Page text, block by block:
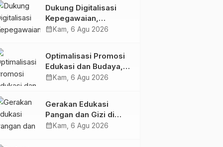
Dukung Digitalisasi
Kepegawaian,
DPMPTSP Sulbar Siap
calendar_month Kam, 6 Agu 2026
Optimalisasi Promosi
Edukasi dan Budaya,
Anjungan Provinsi
Bersama Sky World
TMII
calendar_month Kam, 6 Agu 2026
Gerakan Edukasi
Pangan dan Gizi di
Mamasa: Tingkatkan
calendar_month Kam, 6 Agu 2026